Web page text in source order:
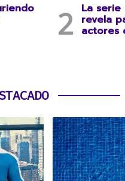
La
revela
actores